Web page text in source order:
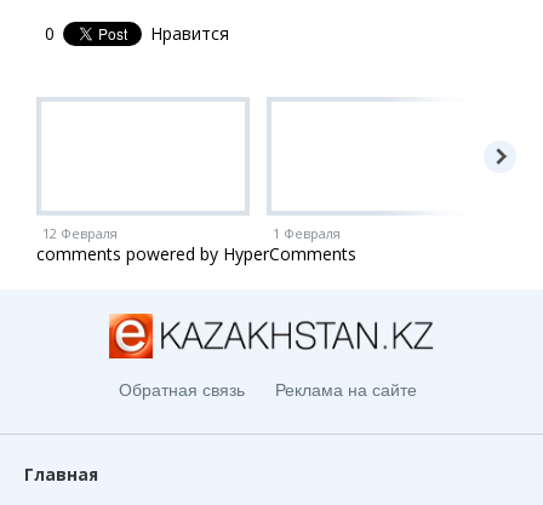
0 Нравится
12 Февраля 1 Февраля
comments powered by HyperComments
Обратная связь Реклама на сайте
Главная